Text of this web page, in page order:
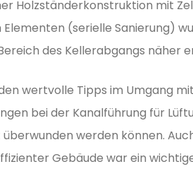
Holzständerkonstruktion mit
(serielle Sanierung)
des Kellerabgangs näher
wertvolle Tipps im Umgang
bei der Kanalführung für
werden können.
Gebäude war ein